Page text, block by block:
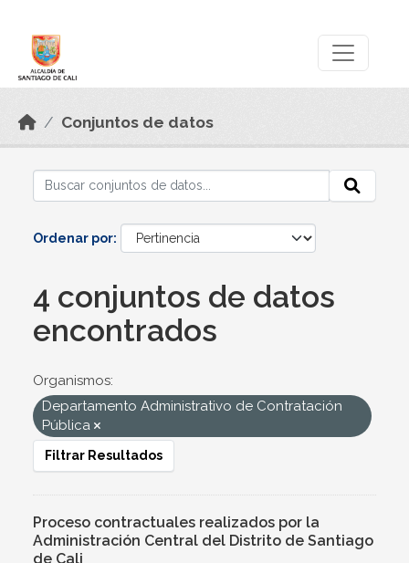
Conjuntos de datos
Ordenar por
4 conjuntos de datos
encontrados
Organismos:
Departamento Administrativo de Contratación
Pública
Filtrar Resultados
Proceso contractuales realizados por la
Administración Central del Distrito de Santiago
de Cali